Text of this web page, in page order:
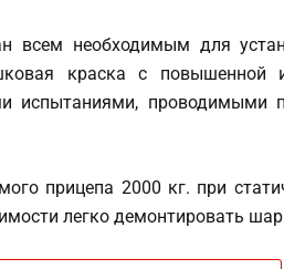
всем необходимым для
краска с повышенной
испытаниями, проводимыми
прицепа 2000 кг. при
легко демонтировать